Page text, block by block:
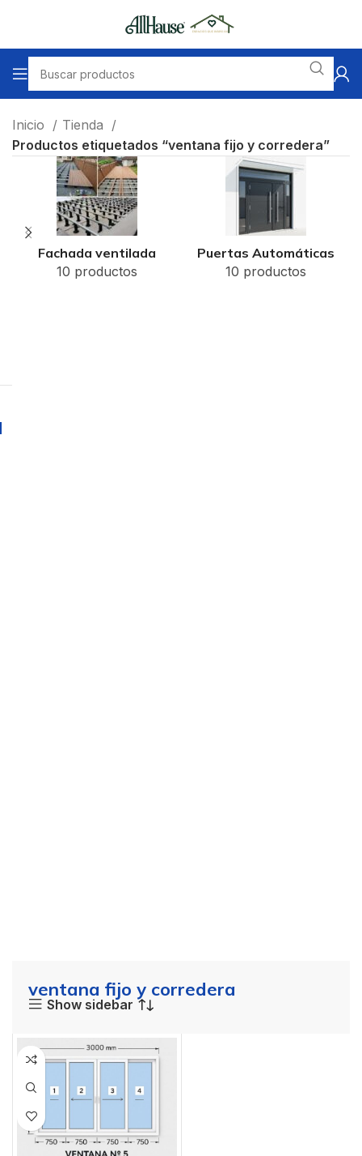
Inicio
Tienda
Productos etiquetados “ventana fijo y corredera”
Fachada ventilada
10 productos
Puertas Automáticas
10 productos
ventana fijo y corredera
Show sidebar